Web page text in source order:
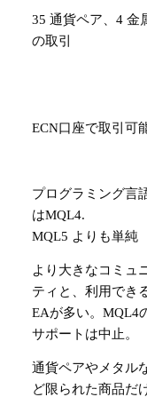
35 通貨ペア、4 金
の取引
ECN口座で取引可
プログラミング言
はMQL4.
MQL5 よりも単純
より大きなコミュ
ティと、利用でき
EAが多い。MQL4
サポートは中止。
通貨ペアやメタル
ど限られた商品だ